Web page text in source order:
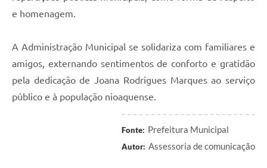
e homenagem.
A Administração Municipal se solidariza com familiares e
amigos, externando sentimentos de conforto e gratidão
pela dedicação de Joana Rodrigues Marques ao serviço
público e à população nioaquense.
Fonte: Prefeitura Municipal
Autor: Assessoria de comunicação